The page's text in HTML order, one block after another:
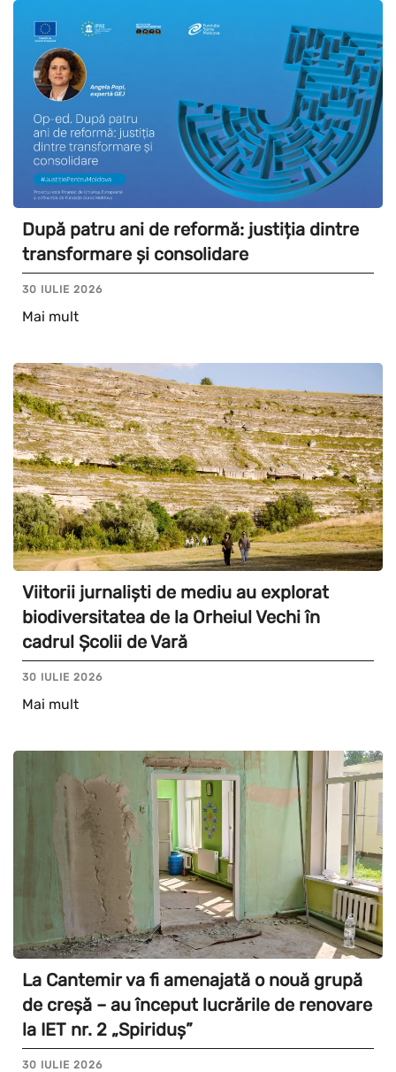
După patru ani de reformă: justiția dintre
transformare și consolidare
30 IULIE 2026
Mai mult
Viitorii jurnaliști de mediu au explorat
biodiversitatea de la Orheiul Vechi în
cadrul Școlii de Vară
30 IULIE 2026
Mai mult
La Cantemir va fi amenajată o nouă grupă
de creșă – au început lucrările de renovare
la IET nr. 2 „Spiriduș”
30 IULIE 2026